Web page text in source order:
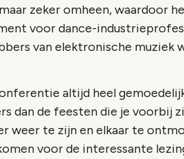
zeker omheen, waardoor
voor dance-
van elektronische muziek
altijd heel
dan de feesten die je voorbij
weer te zijn en elkaar te
voor de interessante